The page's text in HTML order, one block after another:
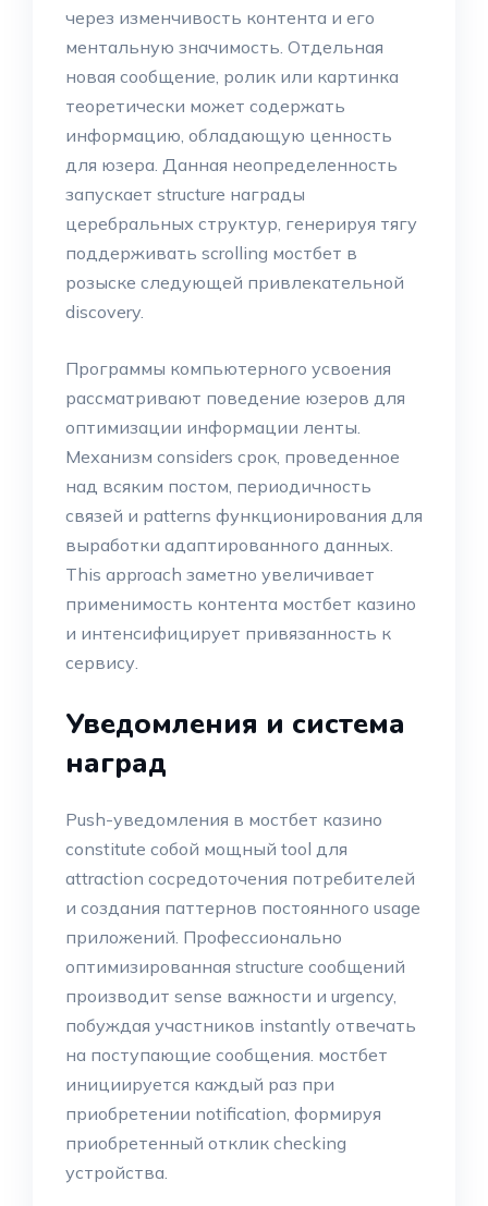
через изменчивость контента и его
ментальную значимость. Отдельная
новая сообщение, ролик или картинка
теоретически может содержать
информацию, обладающую ценность
для юзера. Данная неопределенность
запускает structure награды
церебральных структур, генерируя тягу
поддерживать scrolling мостбет в
розыске следующей привлекательной
discovery.
Программы компьютерного усвоения
рассматривают поведение юзеров для
оптимизации информации ленты.
Механизм considers срок, проведенное
над всяким постом, периодичность
связей и patterns функционирования для
выработки адаптированного данных.
This approach заметно увеличивает
применимость контента мостбет казино
и интенсифицирует привязанность к
сервису.
Уведомления и система
наград
Push-уведомления в мостбет казино
constitute собой мощный tool для
attraction сосредоточения потребителей
и создания паттернов постоянного usage
приложений. Профессионально
оптимизированная structure сообщений
производит sense важности и urgency,
побуждая участников instantly отвечать
на поступающие сообщения. мостбет
инициируется каждый раз при
приобретении notification, формируя
приобретенный отклик checking
устройства.